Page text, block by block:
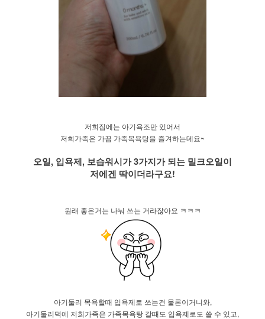
​저희집에는 아기욕조만 있어서
저희가족은 가끔 가족목욕탕을 즐겨하는데요~
오일, 입욕제, 보습워시가 3가지가 되는 밀크오일이
저에겐 딱이더라구요!
원래 좋은거는 나눠 쓰는 거라잖아요 ㅋㅋㅋ
​아기둘리 목욕할때 입욕제로 쓰는건 물론이거니와,
아기둘리덕에 저희가족은 가족목욕탕 갈때도 ​입욕제로도 쓸 수 있고,